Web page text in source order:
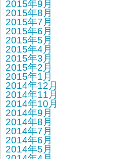
2015年9月
2015年8月
2015年7月
2015年6月
2015年5月
2015年4月
2015年3月
2015年2月
2015年1月
2014年12月
2014年11月
2014年10月
2014年9月
2014年8月
2014年7月
2014年6月
2014年5月